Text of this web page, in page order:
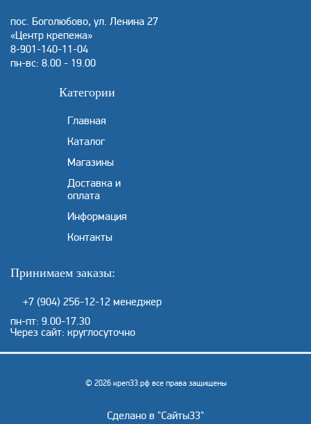
пос. Боголюбово, ул. Ленина 27
«Центр крепежа»
8-901-140-11-04
пн-вс: 8.00 - 19.00
Категории
Главная
Каталог
Магазины
Доставка и
оплата
Информация
Контакты
Принимаем заказы:
+7 (904) 256-12-12 менеджер
пн-пт: 9.00-17.30
Через сайт: круглосуточно
© 2026 креп33.рф все права защищены
Сделано в "Сайты33"